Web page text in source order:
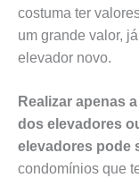
costuma ter
um grande valor,
elevador novo.
Realizar apenas
dos elevadores
elevadores pode
condomínios que